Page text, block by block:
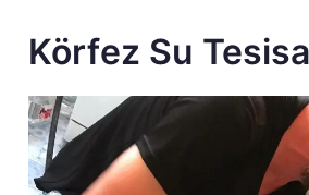
Körfez Su